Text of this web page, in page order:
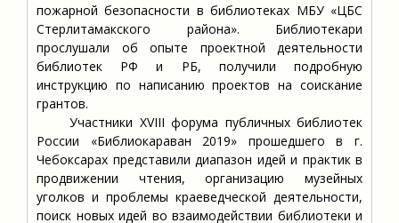
пожарной безопасности в библиотеках МБУ «ЦБС
Стерлитамакского района». Библиотекари
прослушали об опыте проектной деятельности
библиотек РФ и РБ, получили подробную
инструкцию по написанию проектов на соискание
грантов.
Участники XVIII форума публичных библиотек
России «Библиокараван 2019» прошедшего в г.
Чебоксарах представили диапазон идей и практик в
продвижении чтения, организацию музейных
уголков и проблемы краеведческой деятельности,
поиск новых идей во взаимодействии библиотеки и